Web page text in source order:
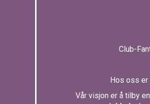
Club-
Hos oss er
Vår visjon er å tilby